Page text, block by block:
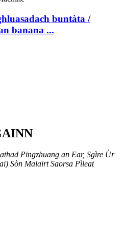
buntàta /
banana ...
Pingzhuang an Ear, Sgìre Ùr
Sòn Malairt Saorsa Pìleat